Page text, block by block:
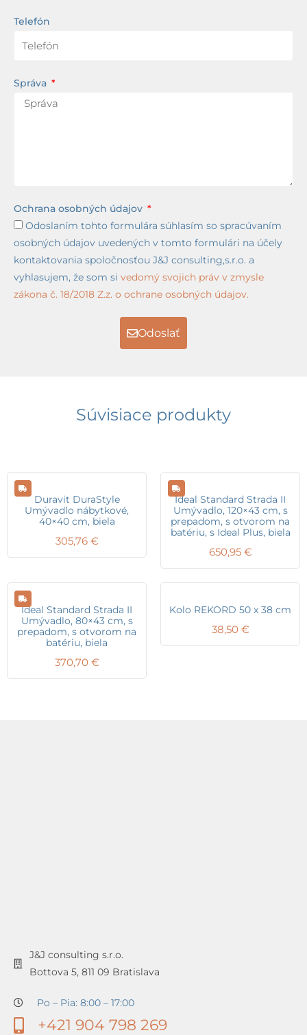
Telefón
Správa
Ochrana osobných údajov
Odoslaním tohto formulára súhlasím so spracúvaním
osobných údajov uvedených v tomto formulári na účely
kontaktovania spoločnosťou J&J consulting,s.r.o. a
vyhlasujem, že som si vedomý svojich práv v zmysle
zákona č. 18/2018 Z.z. o ochrane osobných údajov.
Odoslať
Súvisiace produkty
Duravit DuraStyle
Umývadlo nábytkové,
40×40 cm, biela
305,76 €
Ideal Standard Strada II
Umývadlo, 120×43 cm, s
prepadom, s otvorom na
batériu, s Ideal Plus, biela
650,95 €
Ideal Standard Strada II
Umývadlo, 80×43 cm, s
prepadom, s otvorom na
batériu, biela
370,70 €
Kolo REKORD 50 x 38 cm
38,50 €
J&J consulting s.r.o.
Bottova 5, 811 09 Bratislava
Po – Pia: 8:00 – 17:00
+421 904 798 269